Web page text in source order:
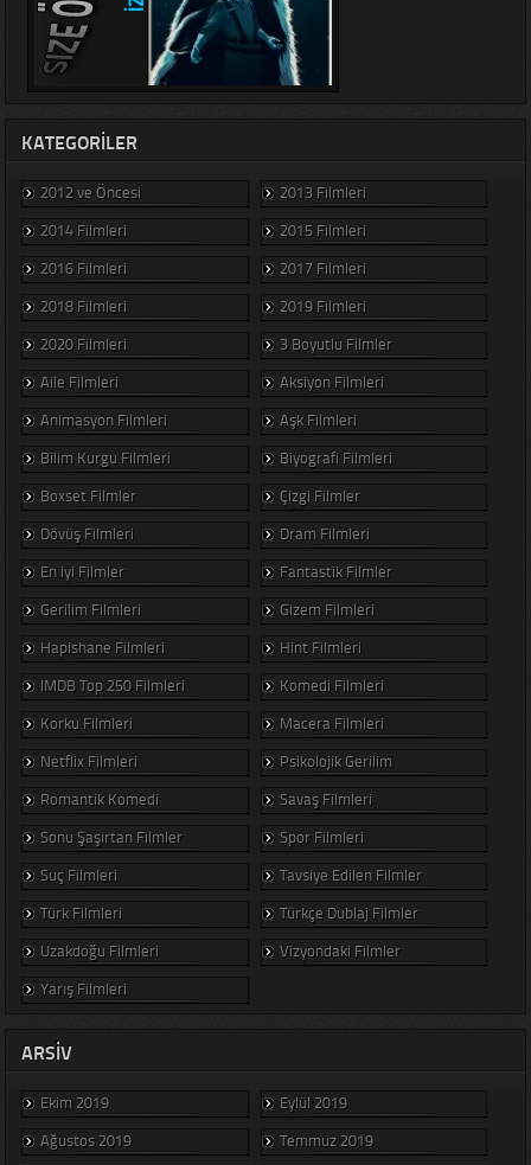
KATEGORILER
2012 ve Öncesi
2013 Filmleri
2014 Filmleri
2015 Filmleri
2016 Filmleri
2017 Filmleri
2018 Filmleri
2019 Filmleri
2020 Filmleri
3 Boyutlu Filmler
Aile Filmleri
Aksiyon Filmleri
Animasyon Filmleri
Aşk Filmleri
Bilim Kurgu Filmleri
Biyografi Filmleri
Boxset Filmler
Çizgi Filmler
Dövüş Filmleri
Dram Filmleri
En iyi Filmler
Fantastik Filmler
Gerilim Filmleri
Gizem Filmleri
Hapishane Filmleri
Hint Filmleri
IMDB Top 250 Filmleri
Komedi Filmleri
Korku Filmleri
Macera Filmleri
Netflix Filmleri
Psikolojik Gerilim
Romantik Komedi
Savaş Filmleri
Sonu Şaşırtan Filmler
Spor Filmleri
Suç Filmleri
Tavsiye Edilen Filmler
Türk Filmleri
Türkçe Dublaj Filmler
Uzakdoğu Filmleri
Vizyondaki Filmler
Yarış Filmleri
ARSIV
Ekim 2019
Eylül 2019
Ağustos 2019
Temmuz 2019